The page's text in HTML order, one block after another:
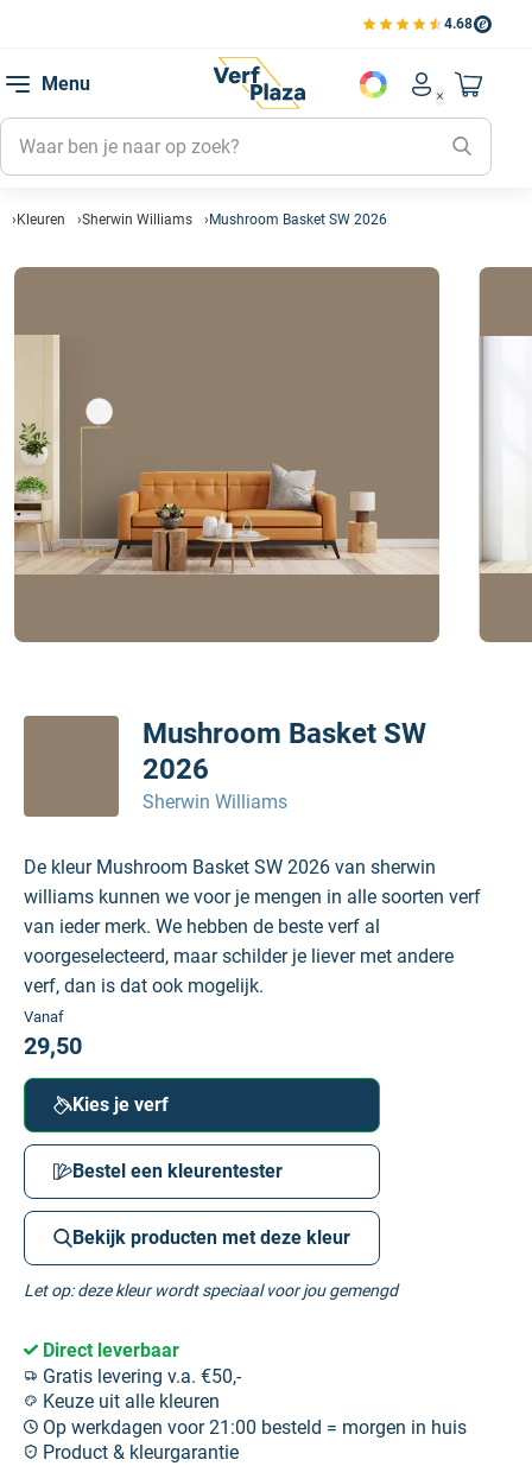
4.68
Bekijk de verfplaza
Menu
Account
Mijn
Mijn
Mijn
Naar
Kleuren Sherwin Williams Mushroom Basket SW 2026
Mushroom Basket SW
2026
Sherwin Williams
De kleur Mushroom Basket SW 2026 van sherwin
williams kunnen we voor je mengen in alle soorten verf
van ieder merk. We hebben de beste verf al
voorgeselecteerd, maar schilder je liever met andere
verf, dan is dat ook mogelijk.
Vanaf
29,50
Kies je verf
Bestel een kleurentester
Bekijk producten met deze kleur
Let op: deze kleur wordt speciaal voor jou gemengd
Direct leverbaar
Gratis levering v.a. €50,-
Keuze uit alle kleuren
Op werkdagen voor 21:00 besteld = morgen in huis
Product & kleurgarantie